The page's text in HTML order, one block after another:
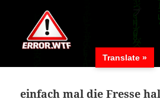
einfach mal die Fresse
Translate »